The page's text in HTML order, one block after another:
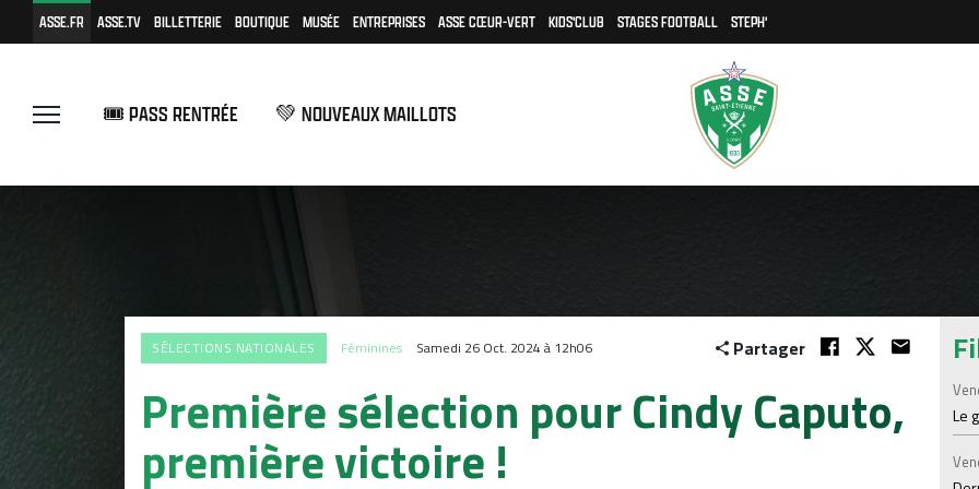
ASSE.FR ASSE.TV BILLETTERIE BOUTIQUE MUSÉE ENTREPRISES ASSE CŒUR-VERT KIDS'CLUB STAGES FOOTBALL STEPH'
🎟️ PASS RENTRÉE 💚 NOUVEAUX MAILLOTS
SÉLECTIONS NATIONALES Féminines Samedi 26 Oct. 2024 à 12h06 Partager
Première sélection pour Cindy Caputo,
première victoire !
Le